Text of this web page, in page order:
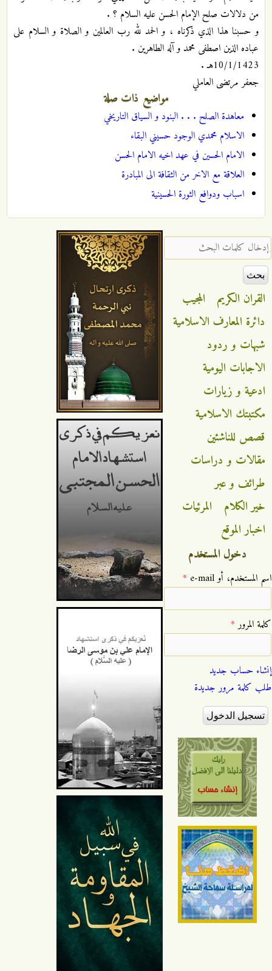
من دلالات صلح الإمام الحسن عليه السلام ؟ .
و حسبنا هذا الذي ذكرناه ، و الحمد لله رب العالمين و الصلاة و السلام على
عباده الذين اصطفى محمد و آله الطاهرين .
10/1/1423هـ .
جعفر مرتضى العاملي
مواضيع ذات صلة
معاهدة الصلح . . . البنود و السياق التاريخي
الاسلام محمدي الوجود حسيني البقاء
الامام الحسين في عهد اخيه الامام الحسن
العلاقة مع الاخر من الثقافة الى المبادرة
اسباب ودوافع الثورة الحسینیة
‏إدخال كلمات البحث ‏
القران الكريم
المجيب
دائرة المعارف الاسلامية
شبهات و ردود
الاجابات اليومية
ادعية و زيارات
مكتبتك الاسلامية
قصص للناشئين
مقالات و دراسات
طرائف و عبر
خير الكلام
المرئيات
اخبار الموقع
دخول المستخدم
‏اسم المستخدم، أو e-mail ‏ *
‏كلمة المرور ‏*
إنشاء حساب جديد
طلب كلمة مرور جديدة